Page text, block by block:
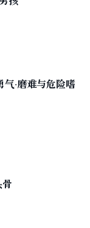
·磨难与危险嗜
骨